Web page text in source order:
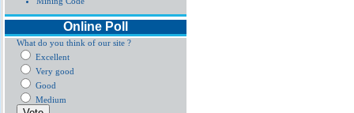
Online Poll
What do you think of our site ?
Excellent
Very good
Good
Medium